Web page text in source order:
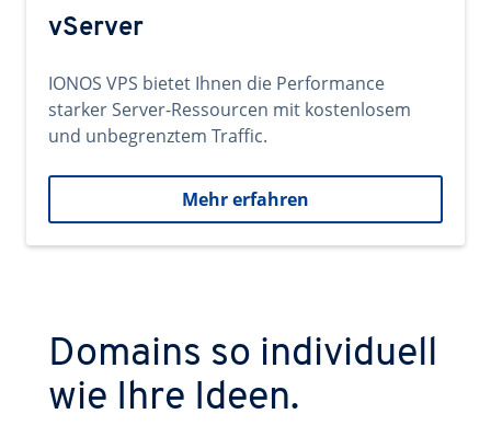
vServer
IONOS VPS bietet Ihnen die Performance
starker Server-Ressourcen mit kostenlosem
und unbegrenztem Traffic.
Mehr erfahren
Domains so individuell
wie Ihre Ideen.